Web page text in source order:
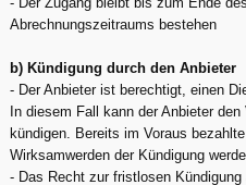
Abrechnungszeitraums bestehen
b) Kündigung durch den Anbieter
- Der Anbieter ist berechtigt, einen
In diesem Fall kann der Anbieter
kündigen. Bereits im Voraus
Wirksamwerden der Kündigung
- Das Recht zur fristlosen